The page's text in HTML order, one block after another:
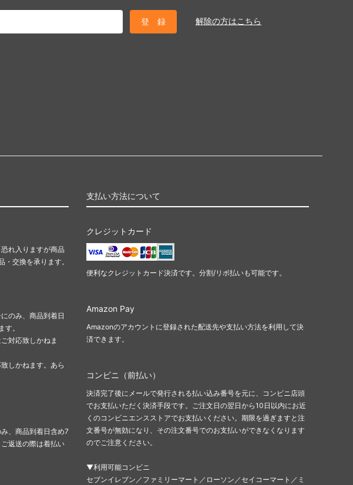
解除の方はこちら
れ入りますが商品
交換を承ります。
のみ、商品到着日
。
対応致しかねま
しかねます。あら
、商品到着日含め7
返送の際は着払い
支払い方法について
クレジットカード
便利なクレジットカード決済です。分割/リボ払いも可能です。
Amazon Pay
Amazonのアカウントに登録された配送先や支払い方法を利用して決
済できます。
コンビニ（前払い）
決済完了後にメールで発行される払い込み番号を元に、コンビニ店頭
でお支払いただく決済手段です。ご注文日の翌日から10日以内にお近
くのコンビニエンスストアでお支払いください。期限を過ぎますと注
文番号が無効になり、その注文番号でのお支払いができなくなります
のでご注意ください。
▼利用可能コンビニ
セブンイレブン／ファミリーマート／ローソン／セイコーマート／ミ